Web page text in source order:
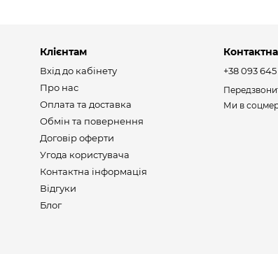
Клієнтам
Вхід до кабінету
Про нас
Оплата та доставка
Обмін та повернення
Договір оферти
Угода користувача
Контактна інформація
Відгуки
Блог
+38 093 645
Ми в